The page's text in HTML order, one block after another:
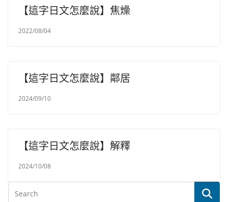
【這字日文怎麼說】焦燥
2022/08/04
【這字日文怎麼說】鄰居
2024/09/10
【這字日文怎麼說】解釋
2024/10/08